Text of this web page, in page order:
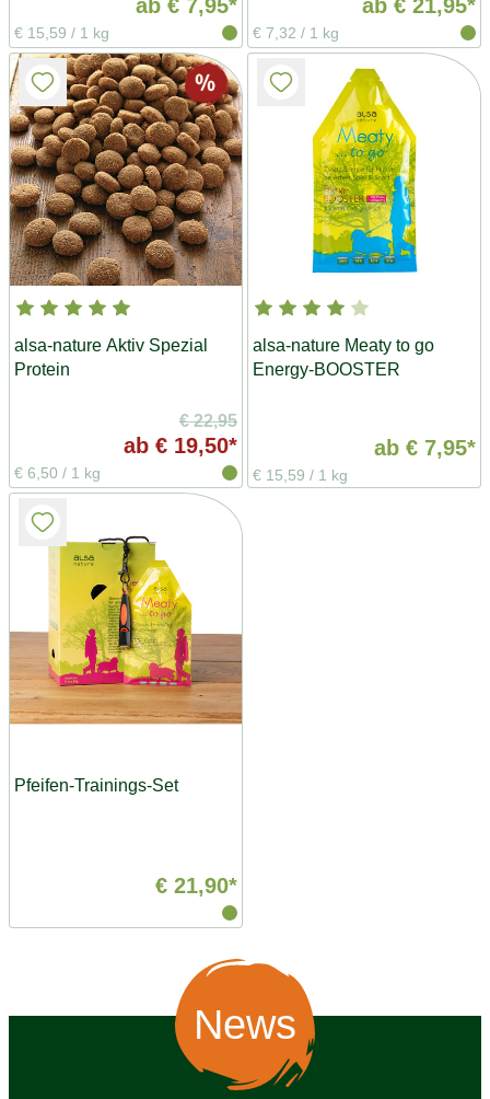
ab € 7,95*
€ 15,59 / 1 kg
ab € 21,95*
€ 7,32 / 1 kg
alsa-nature Aktiv Spezial
Protein
€ 22,95
ab € 19,50*
€ 6,50 / 1 kg
alsa-nature Meaty to go
Energy-BOOSTER
ab € 7,95*
€ 15,59 / 1 kg
Pfeifen-Trainings-Set
€ 21,90*
News